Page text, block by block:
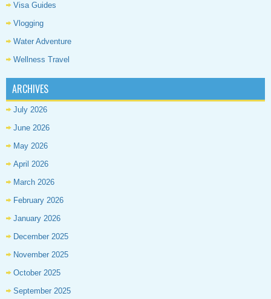
Visa Guides
Vlogging
Water Adventure
Wellness Travel
ARCHIVES
July 2026
June 2026
May 2026
April 2026
March 2026
February 2026
January 2026
December 2025
November 2025
October 2025
September 2025